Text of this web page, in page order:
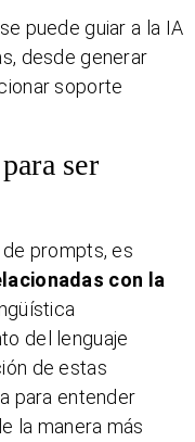
puede guiar a la IA
desde generar
soporte
ser
prompts, es
con la
del lenguaje
de estas
para entender
la manera más